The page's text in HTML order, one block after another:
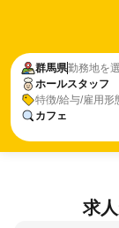
群馬県勤務地を
ホールスタッフ
特徴/給与/雇用形
カフェ
求